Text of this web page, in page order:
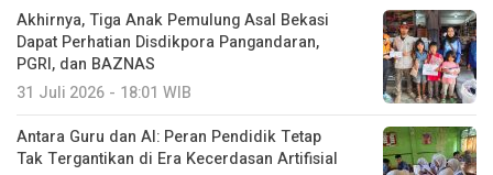
Akhirnya, Tiga Anak Pemulung Asal Bekasi
Dapat Perhatian Disdikpora Pangandaran,
PGRI, dan BAZNAS
31 Juli 2026 - 18:01 WIB
Antara Guru dan AI: Peran Pendidik Tetap
Tak Tergantikan di Era Kecerdasan Artifisial